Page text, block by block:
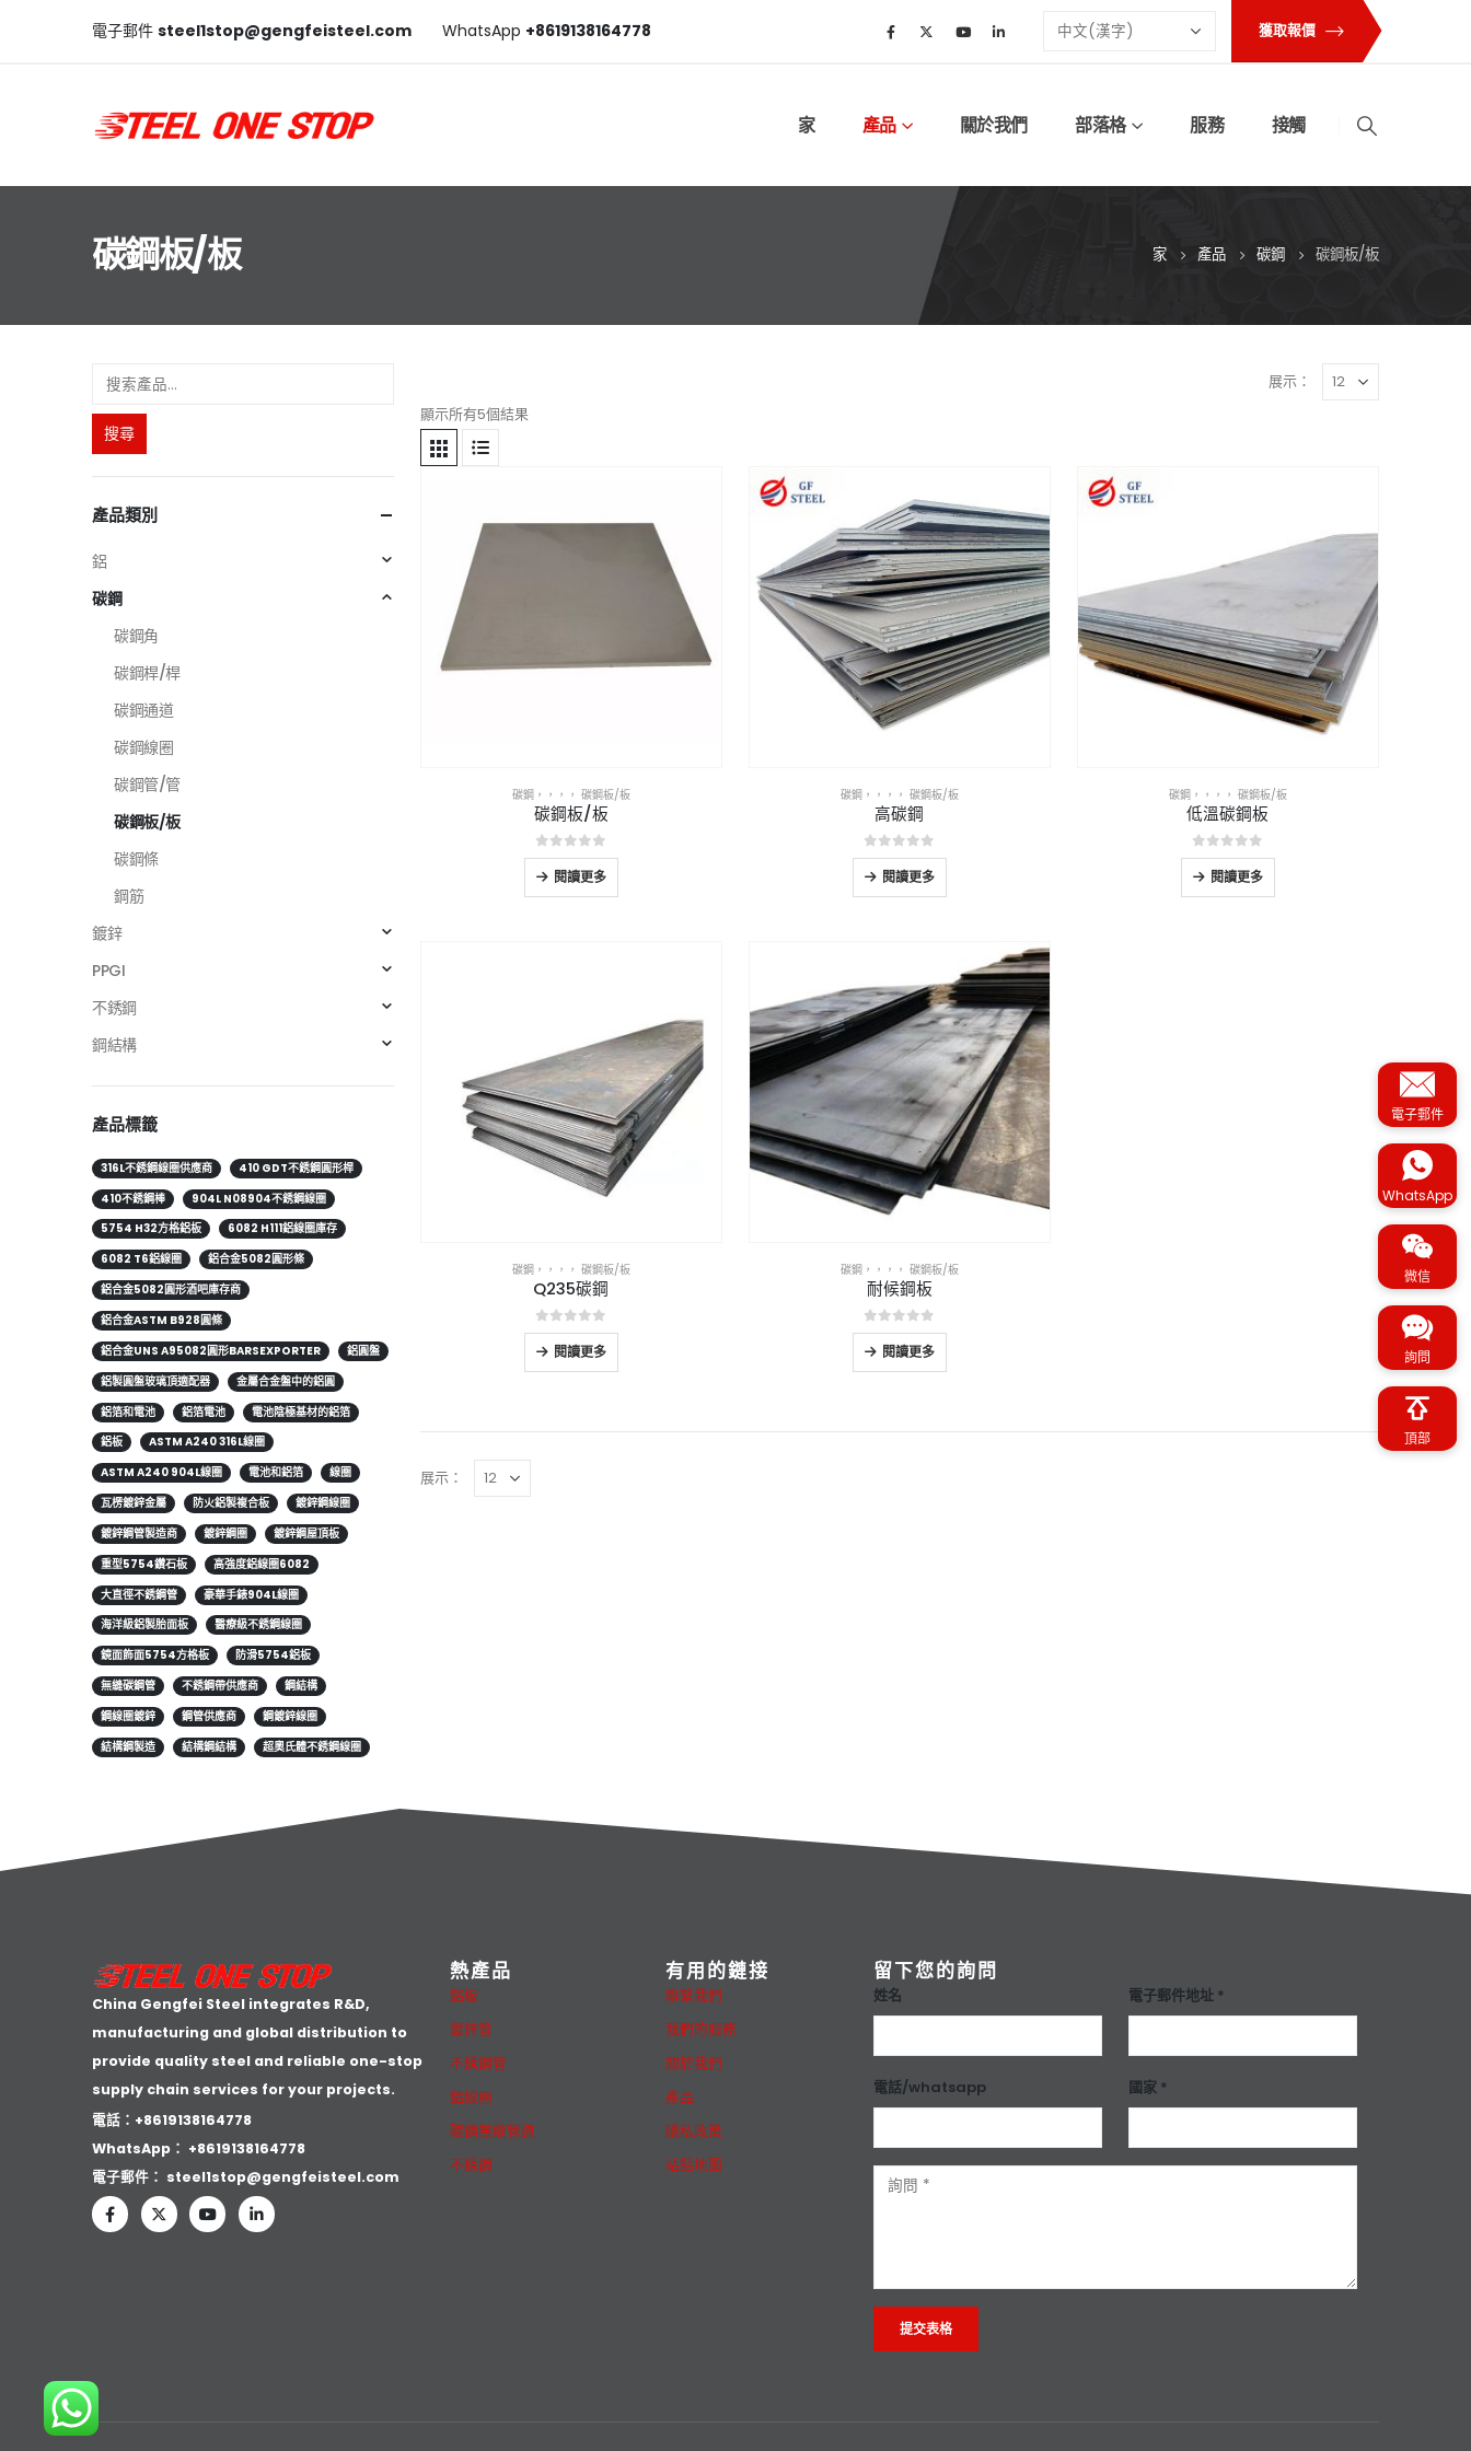
電子郵件 steel1stop@gengfeisteel.com WhatsApp +8619138164778 獲取報價
家 產品 關於我們 部落格 服務 接觸
碳鋼板/板 家 產品 碳鋼 碳鋼板/板
展示：
顯示所有5個結果
碳鋼 ，，，， 碳鋼板/板
碳鋼板/板
05分
閱讀更多
碳鋼 ，，，， 碳鋼板/板
高碳鋼
05分
閱讀更多
碳鋼 ，，，， 碳鋼板/板
低溫碳鋼板
05分
閱讀更多
碳鋼 ，，，， 碳鋼板/板
Q235碳鋼
05分
閱讀更多
碳鋼 ，，，， 碳鋼板/板
耐候鋼板
05分
閱讀更多
展示：
搜尋
產品類別
鋁
碳鋼
碳鋼角
碳鋼桿/桿
碳鋼通道
碳鋼線圈
碳鋼管/管
碳鋼板/板
碳鋼條
鋼筋
鍍鋅
PPGI
不銹鋼
鋼結構
產品標籤
316L不銹鋼線圈供應商
410 GDT不銹鋼圓形桿
410不銹鋼棒
904L N08904不銹鋼線圈
5754 H32方格鋁板
6082 H111鋁線圈庫存
6082 T6鋁線圈
鋁合金5082圓形條
鋁合金5082圓形酒吧庫存商
鋁合金ASTM B928圓條
鋁合金UNS A95082圓形BARSEXPORTER
鋁圓盤
鋁製圓盤玻璃頂適配器
金屬合金盤中的鋁圓
鋁箔和電池
鋁箔電池
電池陰極基材的鋁箔
鋁板
ASTM A240 316L線圈
ASTM A240 904L線圈
電池和鋁箔
線圈
瓦楞鍍鋅金屬
防火鋁製複合板
鍍鋅鋼線圈
鍍鋅鋼管製造商
鍍鋅鋼圈
鍍鋅鋼屋頂板
重型5754鑽石板
高強度鋁線圈6082
大直徑不銹鋼管
豪華手錶904L線圈
海洋級鋁製胎面板
醫療級不銹鋼線圈
鏡面飾面5754方格板
防滑5754鋁板
無縫碳鋼管
不銹鋼帶供應商
鋼結構
鋼線圈鍍鋅
鋼管供應商
鋼鍍鋅線圈
結構鋼製造
結構鋼結構 超奧氏體不銹鋼線圈
電子郵件
WhatsApp
微信
詢問
頂部
China Gengfei Steel integrates R&D,
manufacturing and global distribution to
provide quality steel and reliable one-stop
supply chain services for your projects.
電話：+8619138164778
WhatsApp： +8619138164778
電子郵件： steel1stop@gengfeisteel.com
熱產品
鋁板
鍍鋅管
不銹鋼管
鋁線圈
碳鋼無縫管道
不銹鋼
有用的鏈接
聯繫我們
我們的服務
關於我們
產品
隱私政策
站點地圖
留下您的詢問
姓名 電子郵件地址 *
電話/whatsapp 國家 *